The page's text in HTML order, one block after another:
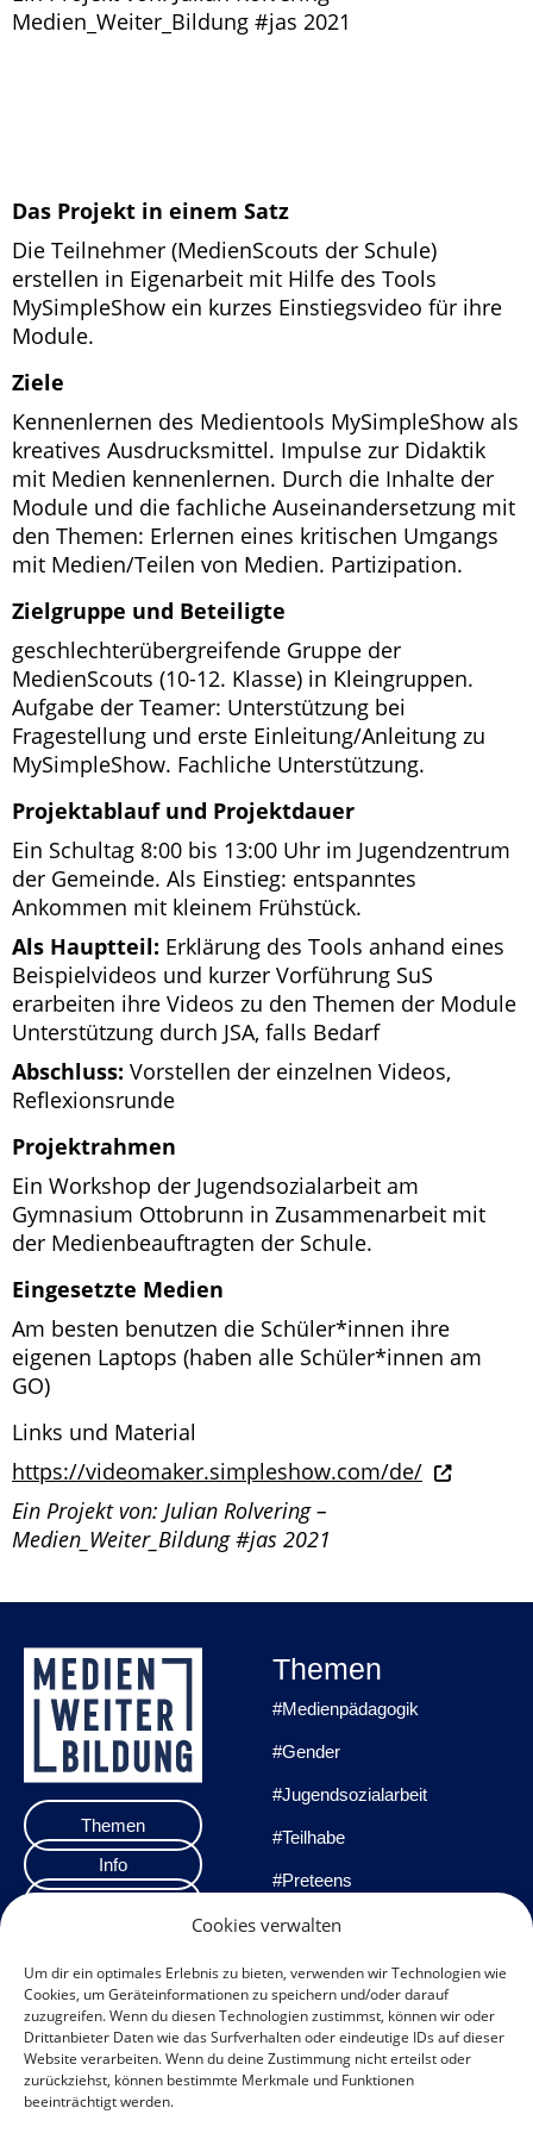
Cookies verwalten
Um dir ein optimales Erlebnis zu bieten, verwenden wir Technologien wie
Cookies, um Geräteinformationen zu speichern und/oder darauf
zuzugreifen. Wenn du diesen Technologien zustimmst, können wir oder
Drittanbieter Daten wie das Surfverhalten oder eindeutige IDs auf dieser
Website verarbeiten. Wenn du deine Zustimmung nicht erteilst oder
zurückziehst, können bestimmte Merkmale und Funktionen
beeinträchtigt werden.
Medien_Weiter_Bildung #jas 2021
Das Projekt in einem Satz
Die Teilnehmer (MedienScouts der Schule)
erstellen in Eigenarbeit mit Hilfe des Tools
MySimpleShow ein kurzes Einstiegsvideo für ihre
Module.
Ziele
Kennenlernen des Medientools MySimpleShow als
kreatives Ausdrucksmittel. Impulse zur Didaktik
mit Medien kennenlernen. Durch die Inhalte der
Module und die fachliche Auseinandersetzung mit
den Themen: Erlernen eines kritischen Umgangs
mit Medien/Teilen von Medien. Partizipation.
Zielgruppe und Beteiligte
geschlechterübergreifende Gruppe der
MedienScouts (10-12. Klasse) in Kleingruppen.
Aufgabe der Teamer: Unterstützung bei
Fragestellung und erste Einleitung/Anleitung zu
MySimpleShow. Fachliche Unterstützung.
Projektablauf und Projektdauer
Ein Schultag 8:00 bis 13:00 Uhr im Jugendzentrum
der Gemeinde. Als Einstieg: entspanntes
Ankommen mit kleinem Frühstück.
Als Hauptteil: Erklärung des Tools anhand eines
Beispielvideos und kurzer Vorführung SuS
erarbeiten ihre Videos zu den Themen der Module
Unterstützung durch JSA, falls Bedarf
Abschluss: Vorstellen der einzelnen Videos,
Reflexionsrunde
Projektrahmen
Ein Workshop der Jugendsozialarbeit am
Gymnasium Ottobrunn in Zusammenarbeit mit
der Medienbeauftragten der Schule.
Eingesetzte Medien
Am besten benutzen die Schüler*innen ihre
eigenen Laptops (haben alle Schüler*innen am
GO)
Links und Material
https://videomaker.simpleshow.com/de/
Ein Projekt von: Julian Rolvering –
Medien_Weiter_Bildung #jas 2021
Themen
Info
Impressum
Datenschutzerklärung
Datenschutz
Themen
#Medienpädagogik
#Gender
#Jugendsozialarbeit
#Teilhabe
#Preteens
#Praxisprojekte
#Methoden